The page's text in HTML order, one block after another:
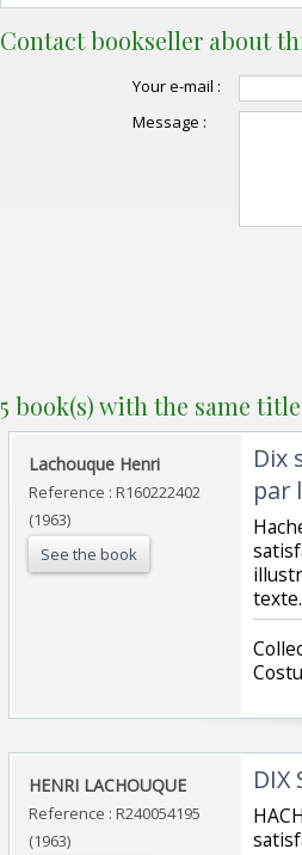
Contact bookseller about
Your e-mail :
Message :
5 book(s) with the same title
‎Lachouque Henri‎
Reference : R160222402
(1963)
See the book
‎Dix
par
‎HENRI LACHOUQUE‎
Reference : R240054195
(1963)
‎DIX